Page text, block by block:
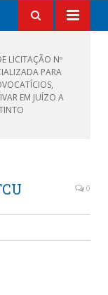
LICITAÇÃO Nº
PARA
EM JUÍZO A
0